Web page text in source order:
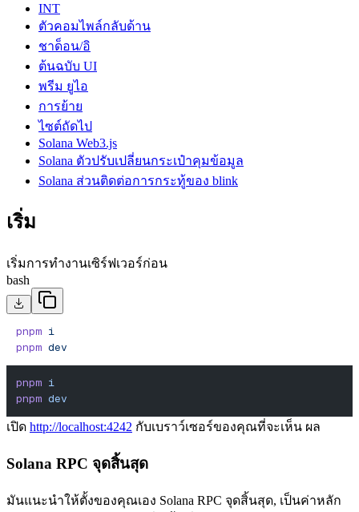
INT
ตัวคอมไพล์กลับด้าน
ชาด็อน/อิ
ต้นฉบับ UI
พรีม ยูไอ
การย้าย
ไซต์ถัดไป
Solana Web3.js
Solana ตัวปรับเปลี่ยนกระเป๋าคุมข้อมูล
Solana ส่วนติดต่อการกระทู้ของ blink
เริ่ม
เริ่มการทํางานเซิร์ฟเวอร์ก่อน
bash
pnpm i
pnpm dev
pnpm i
pnpm dev
เปิด http://localhost:4242 กับเบราว์เซอร์ของคุณที่จะเห็น ผล
Solana RPC จุดสิ้นสุด
มันแนะนําให้ตั้งของคุณเอง Solana RPC จุดสิ้นสุด, เป็นค่าหลัก